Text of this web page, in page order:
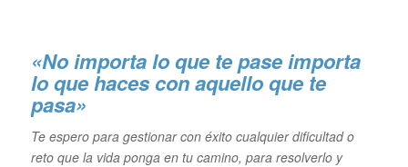
«No importa lo que te pase importa
lo que haces con aquello que te
pasa»
Te espero para gestionar con éxito cualquier dificultad o
reto que la vida ponga en tu camino, para resolverlo y